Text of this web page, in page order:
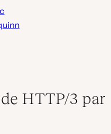
HTTP/3 par